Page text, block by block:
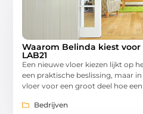
Waarom Belinda kiest
LAB21
Een nieuwe vloer kiezen lijkt op
een praktische beslissing, maar
vloer voor een groot deel hoe een
Bedrijven